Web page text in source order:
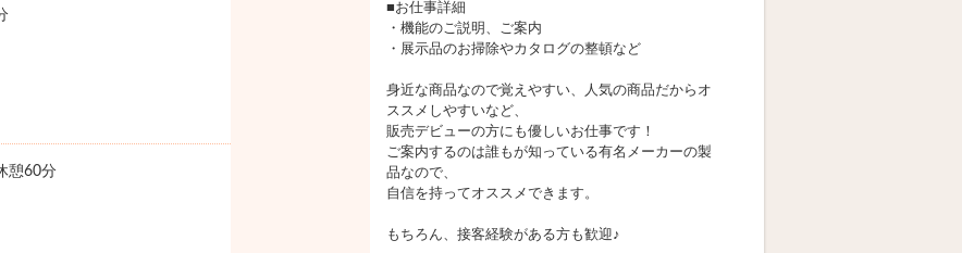
■お仕事詳細
・機能のご説明、ご案内
・展示品のお掃除やカタログの整頓など
身近な商品なので覚えやすい、人気の商品だからオ
ススメしやすいなど、
販売デビューの方にも優しいお仕事です！
ご案内するのは誰もが知っている有名メーカーの製
品なので、
自信を持ってオススメできます。
もちろん、接客経験がある方も歓迎♪
憩60分